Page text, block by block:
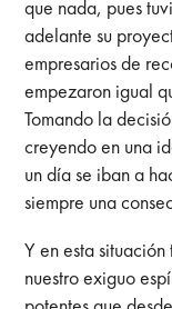
que nada, pues
adelante su
empresarios de
empezaron igual
Tomando la
creyendo en una
un día se iban a
siempre una
Y en esta
nuestro exiguo